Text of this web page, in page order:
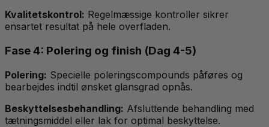
Kvalitetskontrol: Regelmæssige kontroller sikrer
ensartet resultat på hele overfladen.
Fase 4: Polering og finish (Dag 4-5)
Polering: Specielle poleringscompounds påføres og
bearbejdes indtil ønsket glansgrad opnås.
Beskyttelsesbehandling: Afsluttende behandling med
tætningsmiddel eller lak for optimal beskyttelse.